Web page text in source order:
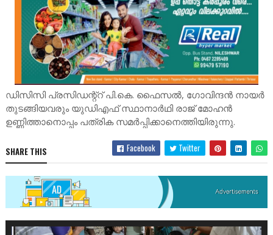
ഡിസിസി പ്രസിഡന്റ്റ് പി.കെ. ഫൈസൽ, ഗോവിന്ദൻ നായർ
തുടങ്ങിയവരും യുഡിഎഫ് സ്ഥാനാർഥി രാജ് മോഹൻ
ഉണ്ണിത്താനൊപ്പം പത്രിക സമർപ്പിക്കാനെത്തിയിരുന്നു.
SHARE THIS Facebook Twitter